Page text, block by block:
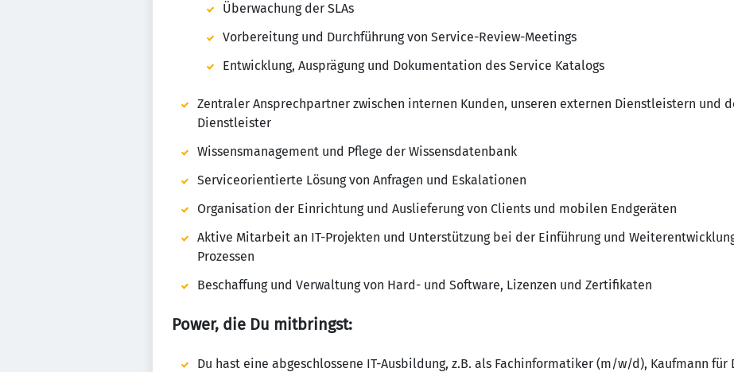
Überwachung der SLAs
Vorbereitung und Durchführung von Service-Review-Meetings
Entwicklung, Ausprägung und Dokumentation des Service Katalogs
Zentraler Ansprechpartner zwischen internen Kunden, unseren externen Dienstleistern und
Dienstleister
Wissensmanagement und Pflege der Wissensdatenbank
Serviceorientierte Lösung von Anfragen und Eskalationen
Organisation der Einrichtung und Auslieferung von Clients und mobilen Endgeräten
Aktive Mitarbeit an IT-Projekten und Unterstützung bei der Einführung und
Prozessen
Beschaffung und Verwaltung von Hard- und Software, Lizenzen und Zertifikaten
Power, die Du mitbringst:
Du hast eine abgeschlossene IT-Ausbildung, z.B. als Fachinformatiker (m/w/d), Kaufmann